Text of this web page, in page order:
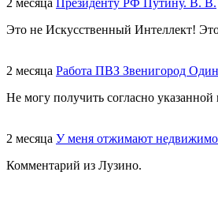
Это не Искусственный Интеллект!
2 месяца Работа ПВЗ Звенигород
Не могу получить согласно
2 месяца У меня отжимают
Комментарий из Лузино.